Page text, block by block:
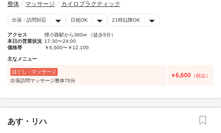
整体 マッサージ カイロプラクティック
出張・訪問対応 日祝OK 21時以降OK
アクセス
狸小路駅から360m （徒歩5分）
本日の営業状況 17:30〜24:00
価格帯
￥6,600〜￥12,100
主なメニュー
ほぐし・マッサージ
出張訪問マッサージ整体70分
￥6,600 （税込）
あす・リハ